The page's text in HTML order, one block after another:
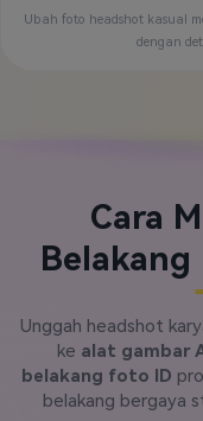
Ubah foto headshot kasual
dengan
Cara
Belakang
Unggah headshot
ke alat gambar
belakang foto ID
belakang bergaya